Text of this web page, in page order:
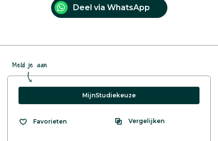
Deel via WhatsApp
Meld je aan
MijnStudiekeuze
Favorieten Vergelijken